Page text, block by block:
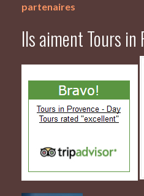
partenaires
Ils aiment Tours in